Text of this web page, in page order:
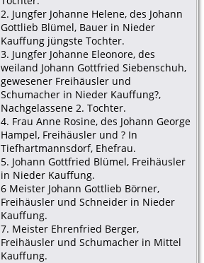
2. Jungfer Johanne Helene, des Johann
Gottlieb Blümel, Bauer in Nieder
Kauffung jüngste Tochter.
3. Jungfer Johanne Eleonore, des
weiland Johann Gottfried Siebenschuh,
gewesener Freihäusler und
Schumacher in Nieder Kauffung?,
Nachgelassene 2. Tochter.
4. Frau Anne Rosine, des Johann George
Hampel, Freihäusler und ? In
Tiefhartmannsdorf, Ehefrau.
5. Johann Gottfried Blümel, Freihäusler
in Nieder Kauffung.
6 Meister Johann Gottlieb Börner,
Freihäusler und Schneider in Nieder
Kauffung.
7. Meister Ehrenfried Berger,
Freihäusler und Schumacher in Mittel
Kauffung.